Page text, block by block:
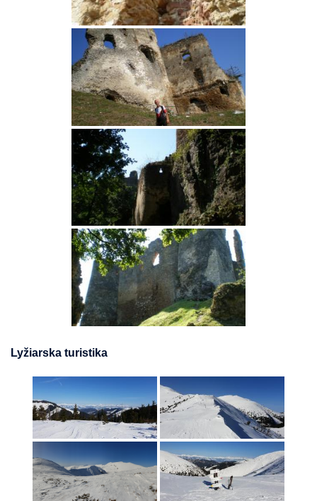
Lyžiarska turistika